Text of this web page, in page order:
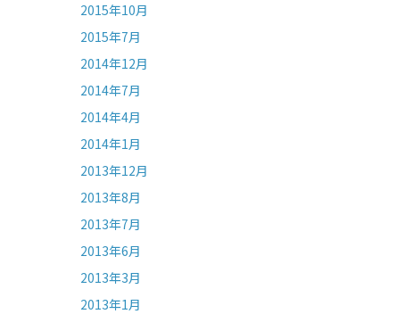
2015年10月
2015年7月
2014年12月
2014年7月
2014年4月
2014年1月
2013年12月
2013年8月
2013年7月
2013年6月
2013年3月
2013年1月